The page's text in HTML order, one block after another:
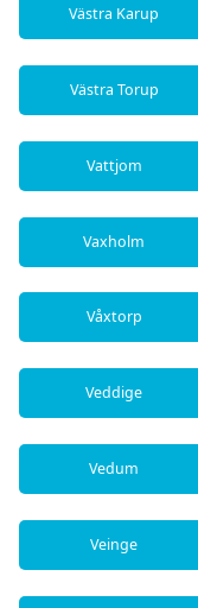
Västra Karup
Västra Torup
Vattjom
Vaxholm
Våxtorp
Veddige
Vedum
Veinge